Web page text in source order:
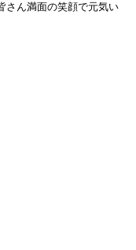
さん満面の笑顔で元気い